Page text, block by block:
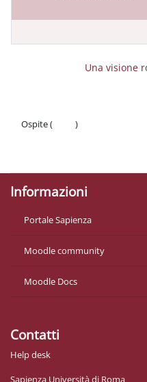
Una visione
Ospite (
)
Informazioni
Portale Sapienza
Moodle community
Moodle Docs
Contatti
Help desk
Sapienza Università di Roma